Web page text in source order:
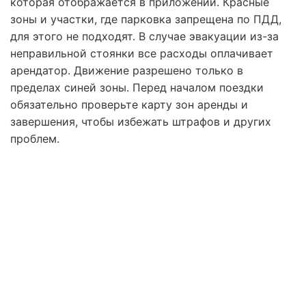
зоны и участки, где парковка запрещена по ПДД,
для этого не подходят. В случае эвакуации из-за
неправильной стоянки все расходы оплачивает
арендатор. Движение разрешено только в
пределах синей зоны. Перед началом поездки
обязательно проверьте карту зон аренды и
завершения, чтобы избежать штрафов и других
проблем.